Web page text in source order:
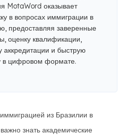
MotaWord оказывает
в вопросах иммиграции в
предоставляя заверенные
оценку квалификации,
аккредитации и быструю
в цифровом формате.
из Бразилии в
знать академические